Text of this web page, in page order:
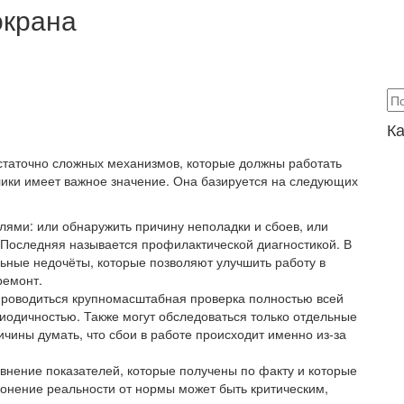
сложных механизмов, которые должны работать
имеет важное значение. Она базируется на следующих
или обнаружить причину неполадки и сбоев, или
называется профилактической диагностикой. В
недочёты, которые позволяют улучшить работу в
крупномасштабная проверка полностью всей
Также могут обследоваться только отдельные
думать, что сбои в работе происходит именно из-за
показателей, которые получены по факту и которые
реальности от нормы может быть критическим,